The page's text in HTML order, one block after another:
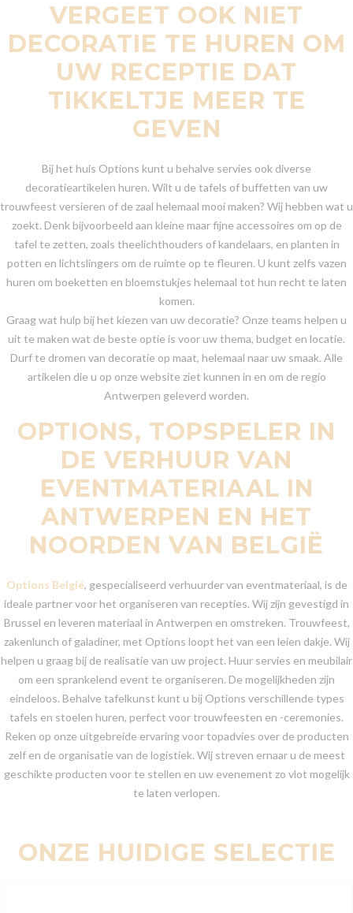
VERGEET OOK NIET
DECORATIE TE HUREN OM
UW RECEPTIE DAT
TIKKELTJE MEER TE
GEVEN
Bij het huis Options kunt u behalve servies ook diverse
decoratieartikelen huren. Wilt u de tafels of buffetten van uw
trouwfeest versieren of de zaal helemaal mooi maken? Wij hebben wat u
zoekt. Denk bijvoorbeeld aan kleine maar fijne accessoires om op de
tafel te zetten, zoals theelichthouders of kandelaars, en planten in
potten en lichtslingers om de ruimte op te fleuren. U kunt zelfs vazen
huren om boeketten en bloemstukjes helemaal tot hun recht te laten
komen.
Graag wat hulp bij het kiezen van uw decoratie? Onze teams helpen u
uit te maken wat de beste optie is voor uw thema, budget en locatie.
Durf te dromen van decoratie op maat, helemaal naar uw smaak. Alle
artikelen die u op onze website ziet kunnen in en om de regio
Antwerpen geleverd worden.
OPTIONS, TOPSPELER IN
DE VERHUUR VAN
EVENTMATERIAAL IN
ANTWERPEN EN HET
NOORDEN VAN BELGIË
Options België, gespecialiseerd verhuurder van eventmateriaal, is de
ideale partner voor het organiseren van recepties. Wij zijn gevestigd in
Brussel en leveren materiaal in Antwerpen en omstreken. Trouwfeest,
zakenlunch of galadiner, met Options loopt het van een leien dakje. Wij
helpen u graag bij de realisatie van uw project. Huur servies en meubilair
om een sprankelend event te organiseren. De mogelijkheden zijn
eindeloos. Behalve tafelkunst kunt u bij Options verschillende types
tafels en stoelen huren, perfect voor trouwfeesten en -ceremonies.
Reken op onze uitgebreide ervaring voor topadvies over de producten
zelf en de organisatie van de logistiek. Wij streven ernaar u de meest
geschikte producten voor te stellen en uw evenement zo vlot mogelijk
te laten verlopen.
ONZE HUIDIGE SELECTIE